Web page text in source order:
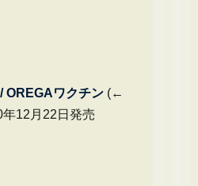
OREGAワクチン(←
12月22日発売